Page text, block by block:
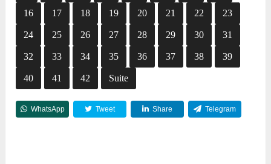
16 17 18 19 20 21 22 23
24 25 26 27 28 29 30 31
32 33 34 35 36 37 38 39
40 41 42 Suite
WhatsApp Tweet Share Telegram